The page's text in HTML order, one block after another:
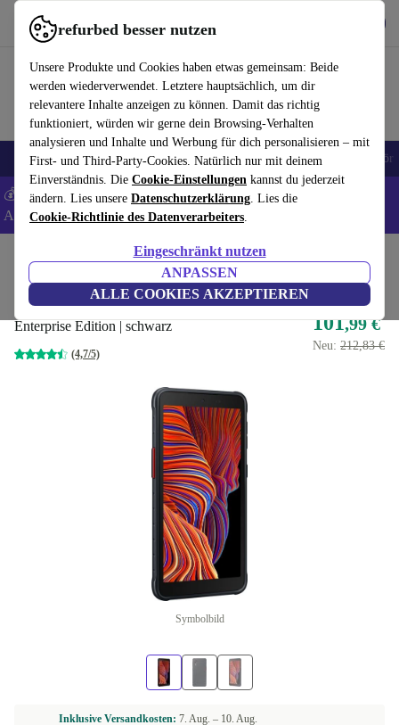
refurbed besser nutzen
Unsere Produkte und Cookies haben etwas gemeinsam: Beide
werden wiederverwendet. Letztere hauptsächlich, um dir
relevantere Inhalte anzeigen zu können. Damit das richtig
funktioniert, würden wir gerne dein Browsing-Verhalten
analysieren und Inhalte und Werbung für dich personalisieren – mit
First- und Third-Party-Cookies. Natürlich nur mit deinem
Einverständnis. Die Cookie-Einstellungen kannst du jederzeit
ändern. Lies unsere Datenschutzerklärung. Lies die
Cookie-Richtlinie des Datenverarbeiters.
Eingeschränkt nutzen
ANPASSEN
ALLE COOKIES AKZEPTIEREN
refurbed schnell und einfach nutzen
🎒 Back to school Handys Laptops Tablets Smartwatches Zubehör
💰 Extra -5% auf Samsung- und Google-Smartphones - Code:
ANDROID5 -AGB
Handys & Smartphones Samsung Galaxy Handys
Samsung Galaxy Xcover 5
Enterprise Edition | schwarz
(4,7/5)
101,99 €
Neu: 212,83 €
Symbolbild
Inklusive Versandkosten: 7. Aug. – 10. Aug.